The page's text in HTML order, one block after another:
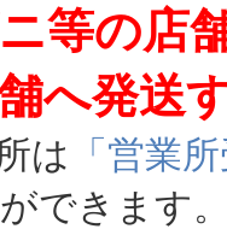
等の店
へ発送
は 「営業
できます